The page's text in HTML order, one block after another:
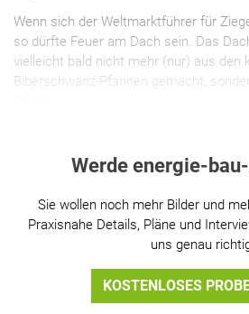
Wenn sich der Weltmarktführer für
so dürfte Feuer am Dach sein. Das
vielleicht bald nicht mehr (nur) aus den
Biberschwanz-Pfannen gemacht,
Werde energie-
Sie wollen noch mehr Bilder und
Praxisnahe Details, Pläne und
uns genau
KOSTENLOSES